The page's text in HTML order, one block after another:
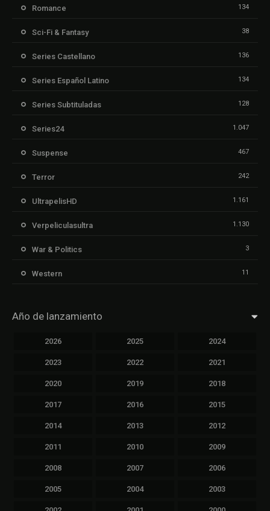
Romance 134
Sci-Fi & Fantasy 38
Series Castellano 136
Series Español Latino 134
Series Subtituladas 128
Series24 1.047
Suspense 467
Terror 242
UltrapelisHD 1.161
Verpeliculasultra 1.130
War & Politics 3
Western 11
Año de lanzamiento
2026 2025 2024
2023 2022 2021
2020 2019 2018
2017 2016 2015
2014 2013 2012
2011 2010 2009
2008 2007 2006
2005 2004 2003